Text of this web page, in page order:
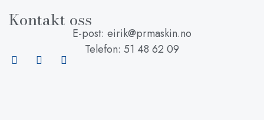
Kontakt oss
E-post: eirik@prmaskin.no
Telefon: 51 48 62 09